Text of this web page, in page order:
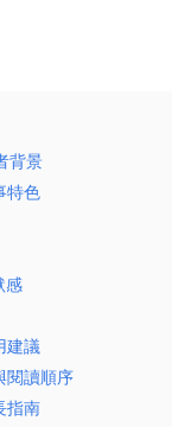
背景​
特色​
感​
建議​
閱讀順序​
指南​